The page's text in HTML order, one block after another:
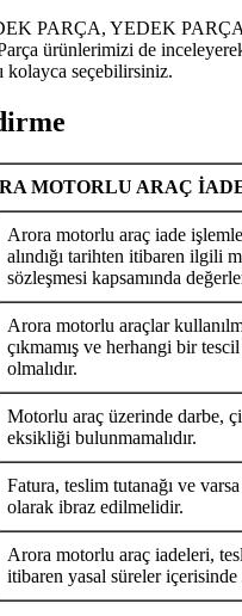
PARÇA, YEDEK
ürünlerimizi de
kolayca seçebilirsiniz.
MOTORLU ARAÇ
Arora motorlu araç iade
alındığı tarihten itibaren ilgili
sözleşmesi kapsamında
Arora motorlu araçlar
çıkmamış ve herhangi bir
olmalıdır.
Motorlu araç üzerinde darbe,
eksikliği bulunmamalıdır.
Fatura, teslim tutanağı ve
olarak ibraz edilmelidir.
Arora motorlu araç iadeleri,
itibaren yasal süreler